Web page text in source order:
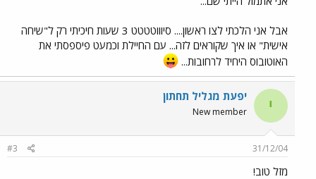
אבל אני הלכתי לצו ראשון.... סיוווטטטט 3 שעות חיכיתי רק ל"שיחה
אישית" או איך שקוראים לזה... עם החיילת וכמעט פיספסתי את
האוטובוס היחיד לרחובות...
י יפעת מגליל תחתון
New member
31/12/04
#3
מזל טוב!